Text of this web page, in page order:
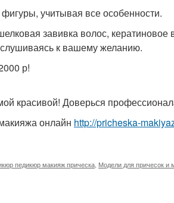
учитывая все особенности.
завивка волос,
к вашему желанию.
р!
красивой! Доверься
онлайн http://pricheska-
педикюр макияж прическа Модели для причесок и